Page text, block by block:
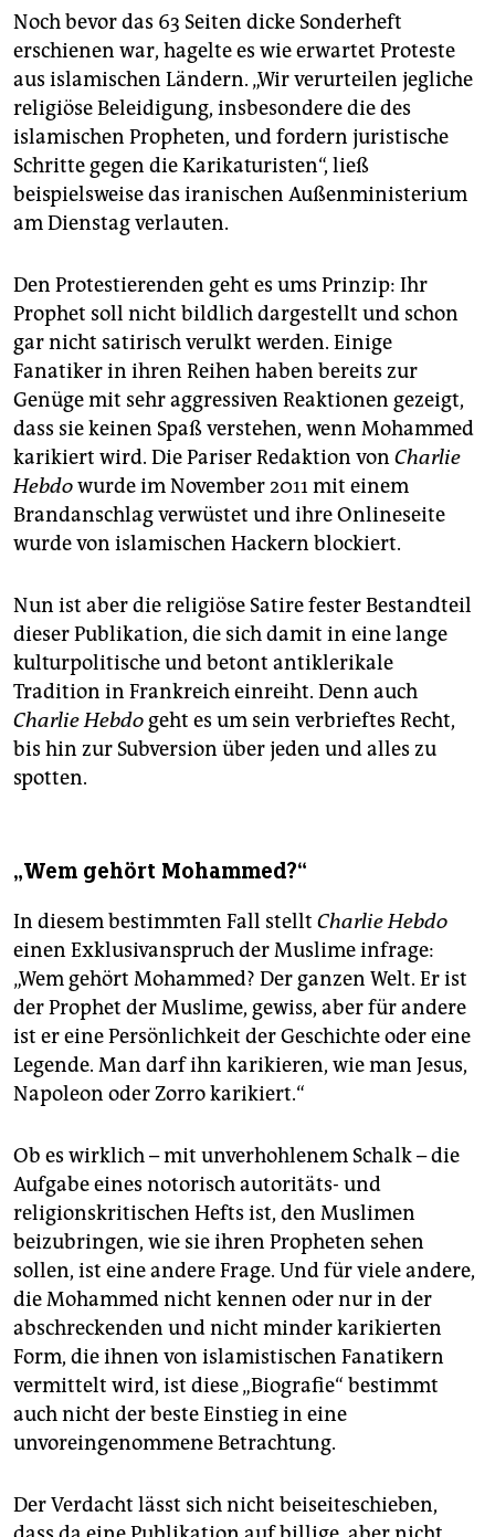
Noch bevor das 63 Seiten dicke Sonderheft
erschienen war, hagelte es wie erwartet Proteste
aus islamischen Ländern. „Wir verurteilen jegliche
religiöse Beleidigung, insbesondere die des
islamischen Propheten, und fordern juristische
Schritte gegen die Karikaturisten“, ließ
beispielsweise das iranischen Außenministerium
am Dienstag verlauten.
Den Protestierenden geht es ums Prinzip: Ihr
Prophet soll nicht bildlich dargestellt und schon
gar nicht satirisch verulkt werden. Einige
Fanatiker in ihren Reihen haben bereits zur
Genüge mit sehr aggressiven Reaktionen gezeigt,
dass sie keinen Spaß verstehen, wenn Mohammed
karikiert wird. Die Pariser Redaktion von Charlie
Hebdowurde im November 2011 mit einem
Brandanschlag verwüstet und ihre Onlineseite
wurde von islamischen Hackern blockiert.
Nun ist aber die religiöse Satire fester Bestandteil
dieser Publikation, die sich damit in eine lange
kulturpolitische und betont antiklerikale
Tradition in Frankreich einreiht. Denn auch
Charlie Hebdo geht es um sein verbrieftes Recht,
bis hin zur Subversion über jeden und alles zu
spotten.
„Wem gehört Mohammed?“
In diesem bestimmten Fall stellt Charlie Hebdo
einen Exklusivanspruch der Muslime infrage:
„Wem gehört Mohammed? Der ganzen Welt. Er ist
der Prophet der Muslime, gewiss, aber für andere
ist er eine Persönlichkeit der Geschichte oder eine
Legende. Man darf ihn karikieren, wie man Jesus,
Napoleon oder Zorro karikiert.“
Ob es wirklich – mit unverhohlenem Schalk – die
Aufgabe eines notorisch autoritäts- und
religionskritischen Hefts ist, den Muslimen
beizubringen, wie sie ihren Propheten sehen
sollen, ist eine andere Frage. Und für viele andere,
die Mohammed nicht kennen oder nur in der
abschreckenden und nicht minder karikierten
Form, die ihnen von islamistischen Fanatikern
vermittelt wird, ist diese „Biografie“ bestimmt
auch nicht der beste Einstieg in eine
unvoreingenommene Betrachtung.
Der Verdacht lässt sich nicht beiseiteschieben,